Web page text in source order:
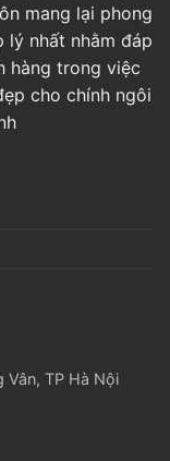
mang lại phong
nhất nhằm đáp
hàng trong việc
cho chính ngôi
Vân, TP Hà Nội